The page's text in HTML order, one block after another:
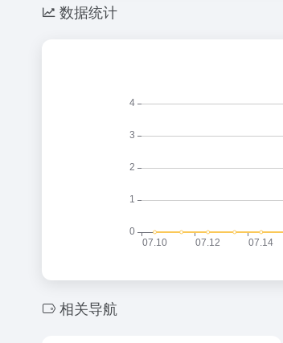
数据统计
相关导航